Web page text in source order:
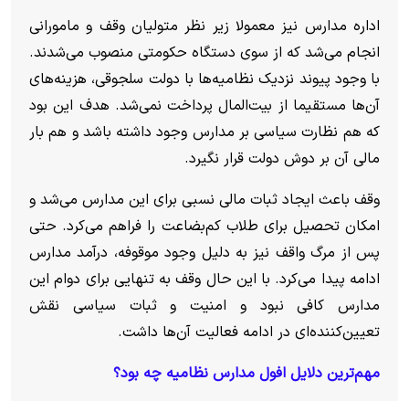
اداره مدارس نیز معمولا زیر نظر متولیان وقف و مامورانی
انجام می‌شد که از سوی دستگاه حکومتی منصوب می‌شدند.
با وجود پیوند نزدیک نظامیه‌ها با دولت سلجوقی، هزینه‌های
آن‌ها مستقیما از بیت‌المال پرداخت نمی‌شد. هدف این بود
که هم نظارت سیاسی بر مدارس وجود داشته باشد و هم بار
مالی آن بر دوش دولت قرار نگیرد.
وقف باعث ایجاد ثبات مالی نسبی برای این مدارس می‌شد و
امکان تحصیل برای طلاب کم‌بضاعت را فراهم می‌کرد. حتی
پس از مرگ واقف نیز به دلیل وجود موقوفه، درآمد مدارس
ادامه پیدا می‌کرد. با این حال وقف به تنهایی برای دوام این
مدارس کافی نبود و امنیت و ثبات سیاسی نقش
تعیین‌کننده‌ای در ادامه فعالیت آن‌ها داشت.
مهم‌ترین دلایل افول مدارس نظامیه چه بود؟